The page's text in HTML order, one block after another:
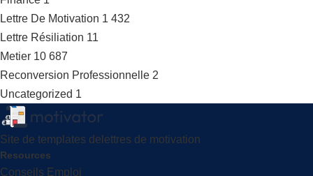
Lettre De Motivation 1 432
Lettre Résiliation 11
Metier 10 687
Reconversion Professionnelle 2
Uncategorized 1
Site de templates delettres de motivation
Resources
Conseils Emploi